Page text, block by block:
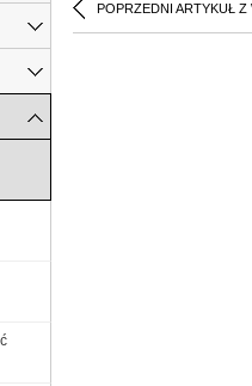
POPRZEDNI ARTYKUŁ Z